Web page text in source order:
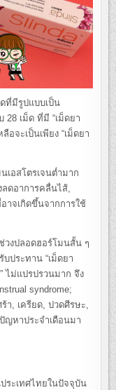
รูปแบบเป็น
28 เม็ด ที่มี “เม็ดยา
อจะเป็นเพียง “เม็ดยา
โตรเจนต่ำมาก
ลดอาการคลื่นไส้,
าจเกิดขึ้นจากการใช้
ลอดฮอร์โมนสั้น ๆ
ประทาน “เม็ดยา
ไม่แปรปรวนมาก จึง
syndrome;
า, เครียด, ปวดศีรษะ,
ญหาประจำเดือนมา
ทศไทยในปัจจุบัน